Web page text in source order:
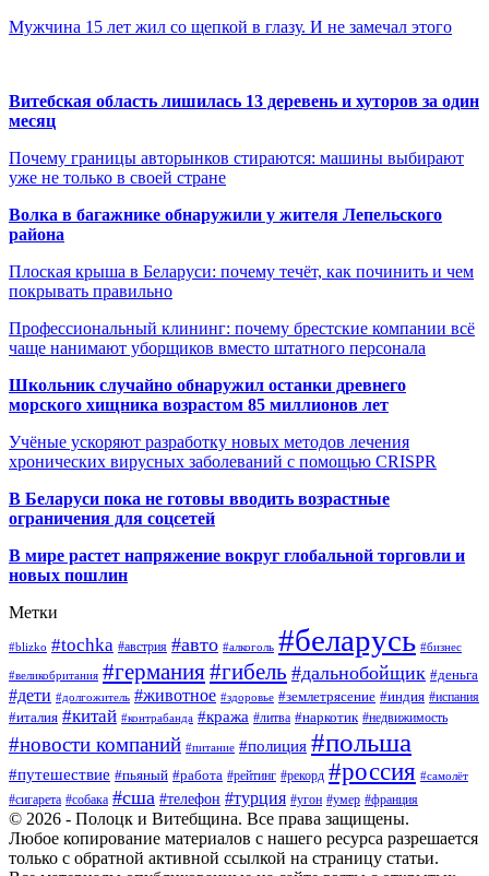
Мужчина 15 лет жил со щепкой в глазу. И не замечал этого
Витебская область лишилась 13 деревень и хуторов за один
месяц
Почему границы авторынков стираются: машины выбирают
уже не только в своей стране
Волка в багажнике обнаружили у жителя Лепельского
района
Плоская крыша в Беларуси: почему течёт, как починить и чем
покрывать правильно
Профессиональный клининг: почему брестские компании всё
чаще нанимают уборщиков вместо штатного персонала
Школьник случайно обнаружил останки древнего
морского хищника возрастом 85 миллионов лет
Учёные ускоряют разработку новых методов лечения
хронических вирусных заболеваний с помощью CRISPR
В Беларуси пока не готовы вводить возрастные
ограничения для соцсетей
В мире растет напряжение вокруг глобальной торговли и
новых пошлин
Метки
#blizko #tochka #австрия #авто #алкоголь #беларусь #бизнес
#великобритания #германия#гибель #дальнобойщик #деньга
#дети #долгожитель #животное #здоровье #землетрясение #индия #испания
#италия #китай #контрабанда #кража #литва #наркотик #недвижимость
#новости компаний #питание #полиция #польша
#путешествие #пьяный #работа #рейтинг #рекорд #россия #самолёт
#сигарета #собака #сша #телефон #турция #угон #умер #франция
© 2026 - Полоцк и Витебщина. Все права защищены.
Любое копирование материалов с нашего ресурса разрешается
только с обратной активной ссылкой на страницу статьи.